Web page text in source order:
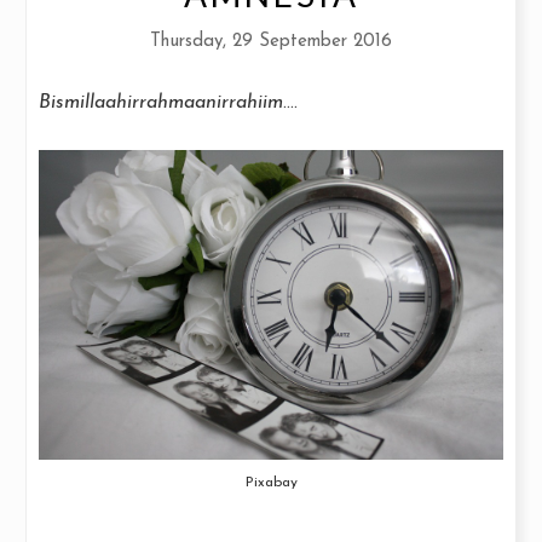
Thursday, 29 September 2016
Bismillaahirrahmaanirrahiim....
Pixabay